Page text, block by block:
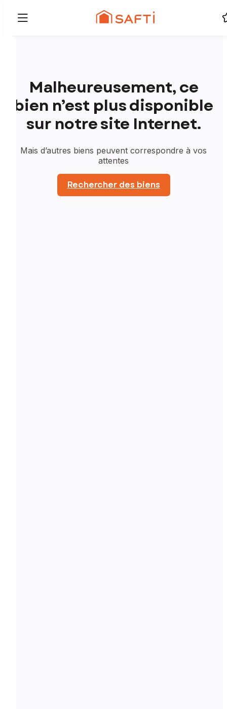
Malheureusement, ce
bien n’est plus disponible
sur notre site Internet.
Mais d’autres biens peuvent correspondre à vos
attentes
Rechercher des biens